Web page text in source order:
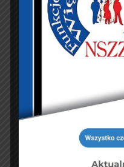
PREVIOUS ARTICLE
Komunikat ze
spotkania z
Wiceministrem
Sprawiedliwości